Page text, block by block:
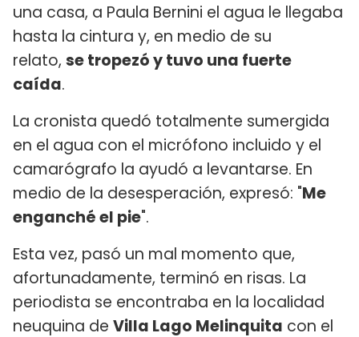
una casa, a Paula Bernini el agua le llegaba
hasta la cintura y, en medio de su
relato, se tropezó y tuvo una fuerte
caída.
La cronista quedó totalmente sumergida
en el agua con el micrófono incluido y el
camarógrafo la ayudó a levantarse. En
medio de la desesperación, expresó: "Me
enganché el pie".
Esta vez, pasó un mal momento que,
afortunadamente, terminó en risas. La
periodista se encontraba en la localidad
neuquina de Villa Lago Melinquita con el